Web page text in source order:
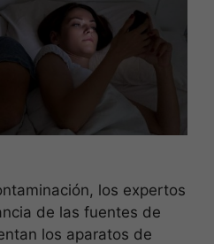
los expertos
de las fuentes de
los aparatos de